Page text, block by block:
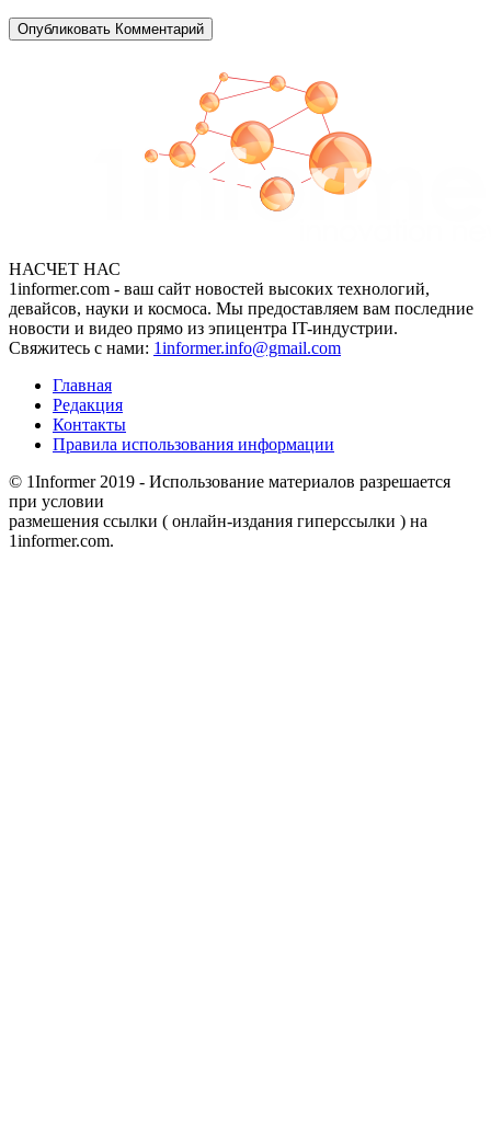
НАСЧЕТ НАС
1informer.com - ваш сайт новостей высоких технологий,
девайсов, науки и космоса. Мы предоставляем вам последние
новости и видео прямо из эпицентра IT-индустрии.
Свяжитесь с нами: 1informer.info@gmail.com
Главная
Редакция
Контакты
Правила использования информации
© 1Informer 2019 - Использование материалов разрешается
при условии
размешения ссылки ( онлайн-издания гиперссылки ) на
1informer.com.